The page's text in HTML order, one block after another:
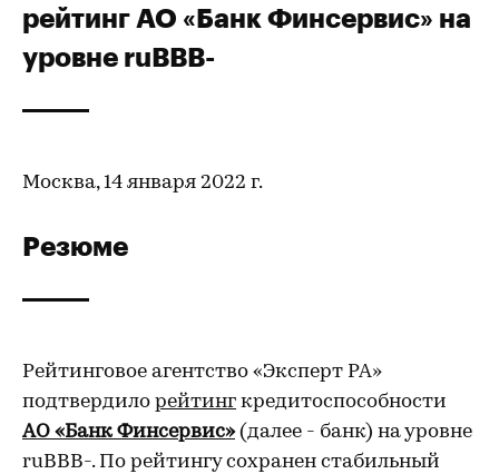
рейтинг АО «Банк Финсервис» на
уровне ruBBB-
Москва, 14 января 2022 г.
Резюме
Рейтинговое агентство «Эксперт РА»
подтвердило рейтинг кредитоспособности
АО «Банк Финсервис»(далее - банк) на уровне
ruBBB-. По рейтингу сохранен стабильный